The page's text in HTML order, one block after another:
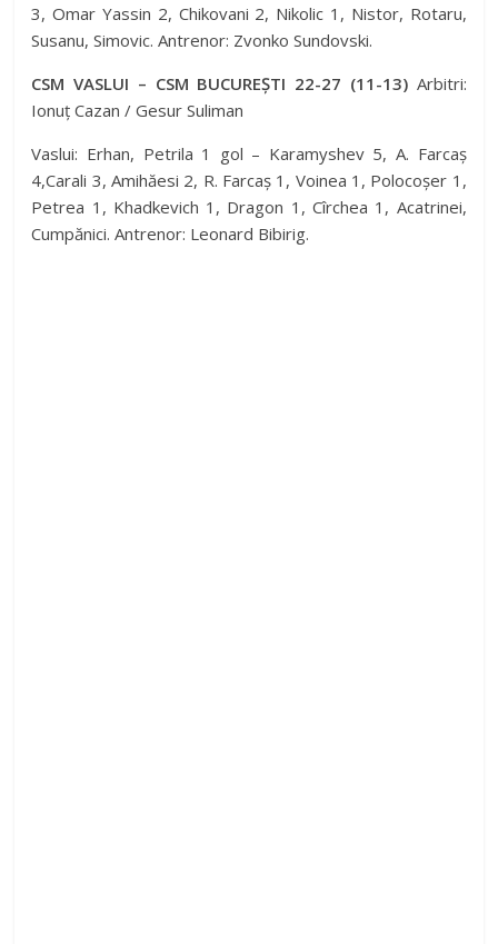
3, Omar Yassin 2, Chikovani 2, Nikolic 1, Nistor, Rotaru,
Susanu, Simovic. Antrenor: Zvonko Sundovski.
CSM VASLUI – CSM BUCUREȘTI 22-27 (11-13)Arbitri:
Ionuț Cazan / Gesur Suliman
Vaslui: Erhan, Petrila 1 gol – Karamyshev 5, A. Farcaș
4,Carali 3, Amihăesi 2, R. Farcaș 1, Voinea 1, Polocoșer 1,
Petrea 1, Khadkevich 1, Dragon 1, Cîrchea 1, Acatrinei,
Cumpănici. Antrenor: Leonard Bibirig.